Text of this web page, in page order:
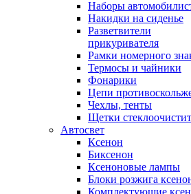
Наборы
Накидки на сиденье
Разветвители
прикуривателя
Рамки номерного
Термосы и чайники
Фонарики
Цепи
Чехлы, тенты
Щетки
Автосвет
Ксенон
Биксенон
Ксеноновые лампы
Блоки розжига
Комплектующие